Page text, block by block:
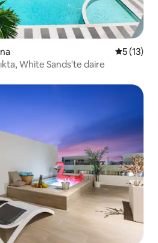
55 (13)
White Sands'te daire